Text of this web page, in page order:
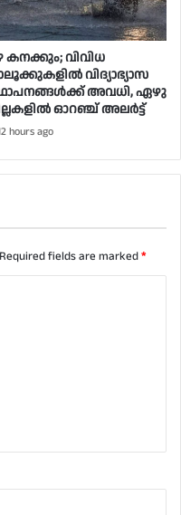
കനക്കും; വിവിധ
വിദ്യാഭ്യാസ
അവധി, ഏഴു
ഓറഞ്ച് അലർ‌ട്ട്
hours ago
Required fields are marked*